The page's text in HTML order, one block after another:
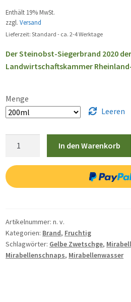
Enthält 19% MwSt.
zzgl.Versand
Lieferzeit: Standard - ca. 2-4 Werktage
Der Steinobst-Siegerbrand 2020 der
Landwirtschaftskammer
Menge
Leeren
In den Warenkorb
Artikelnummer:n. v.
Kategorien: Brand, Fruchtig
Schlagwörter: Gelbe Zwetschge,
Mirabellenschnaps, Mirabellenwasser